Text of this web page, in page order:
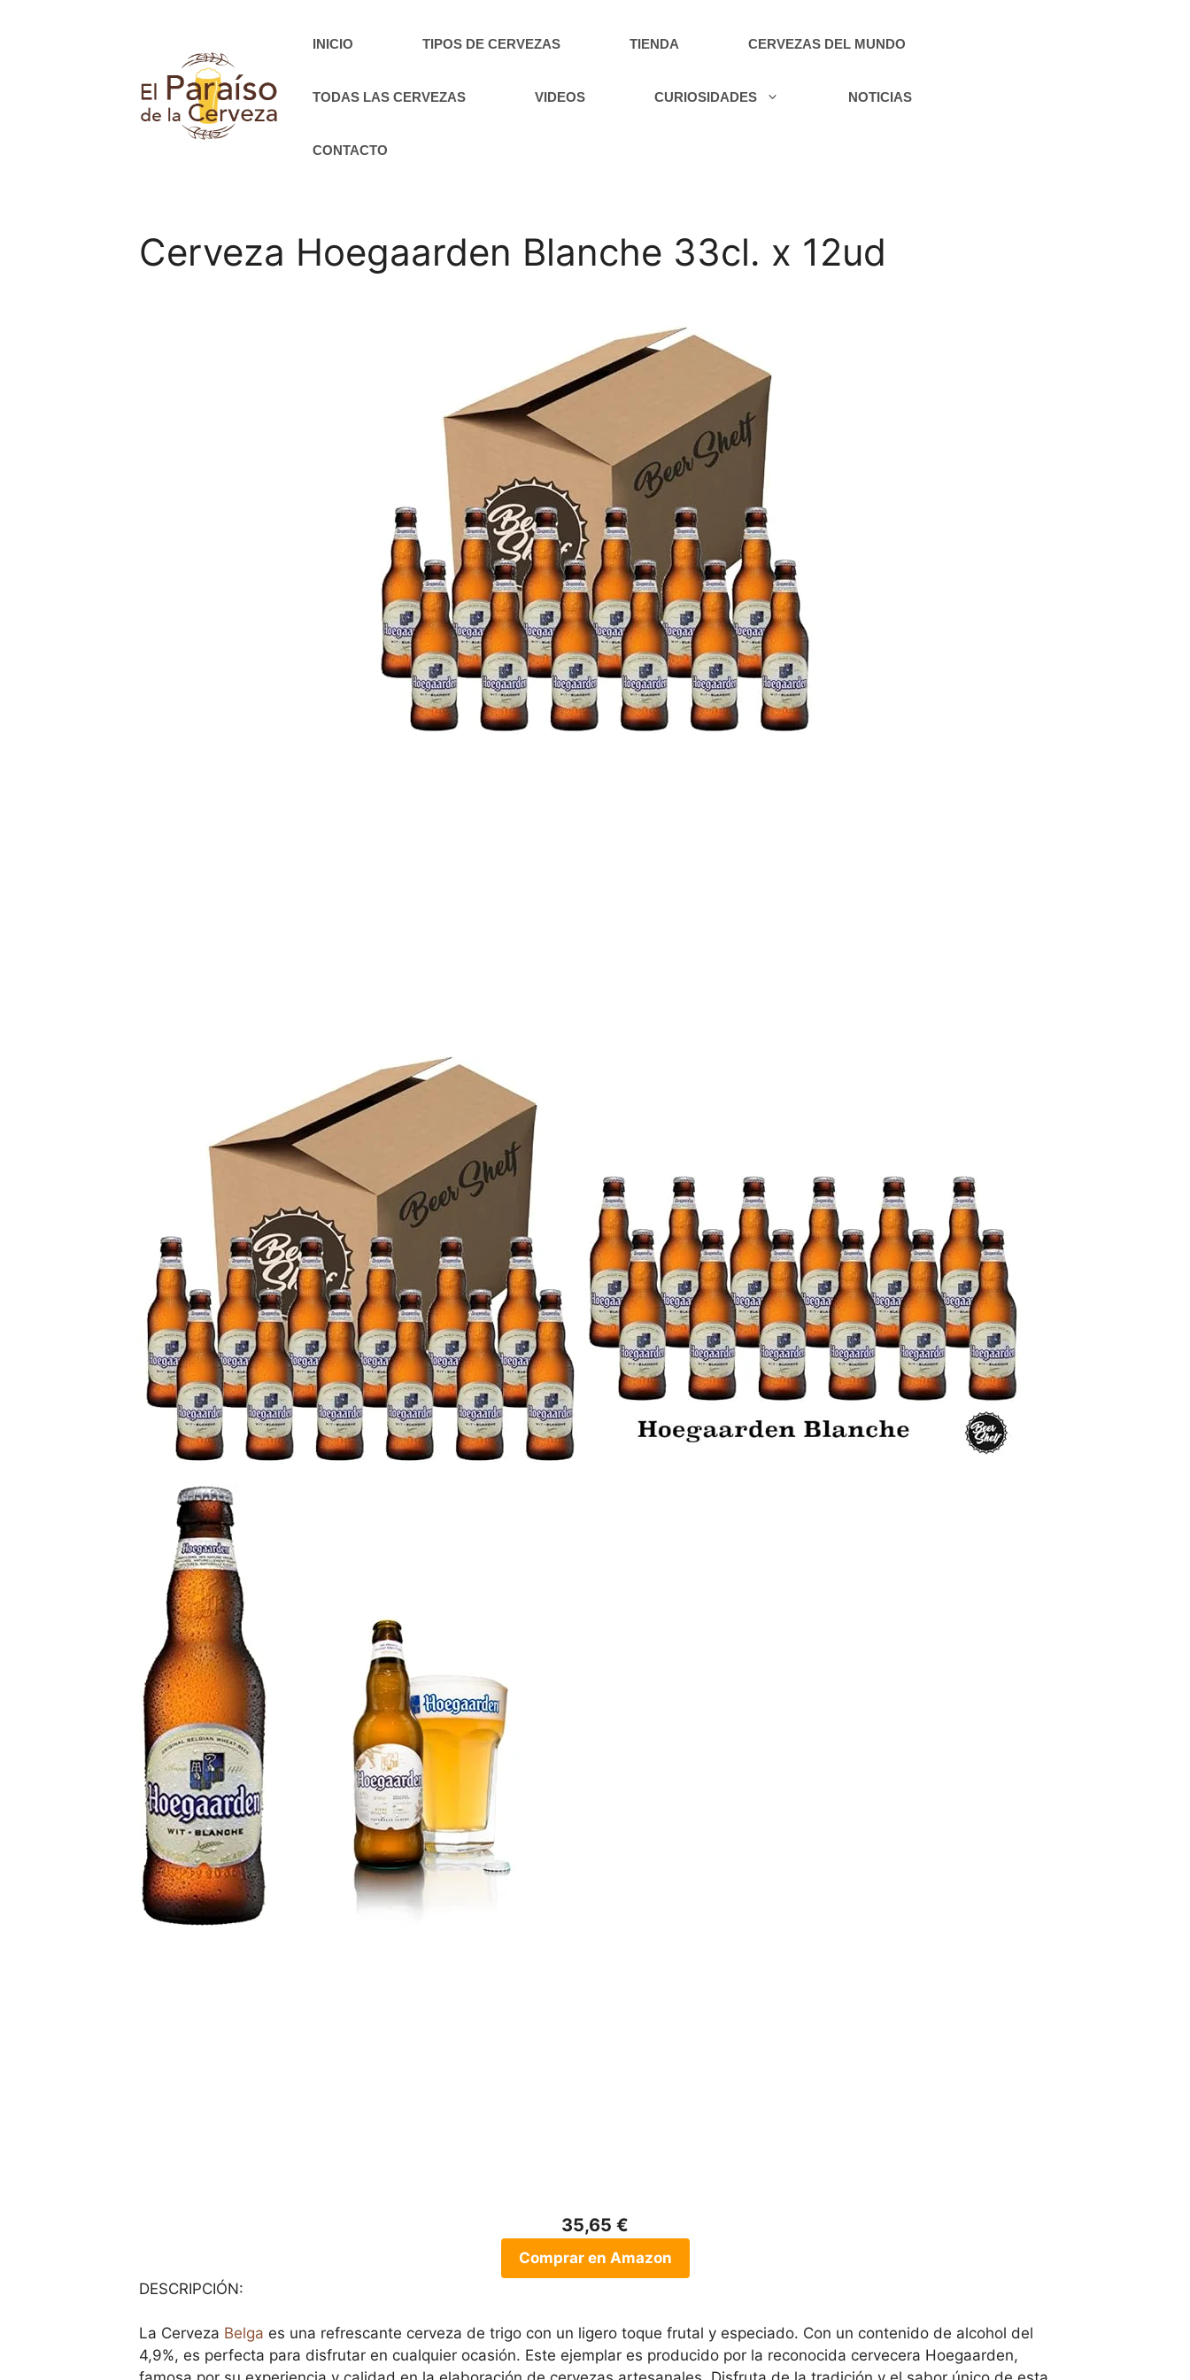
INICIO TIPOS DE CERVEZAS TIENDA CERVEZAS DEL MUNDO
TODAS LAS CERVEZAS VIDEOS CURIOSIDADES NOTICIAS
CONTACTO
Cerveza Hoegaarden Blanche 33cl. x 12ud
35,65 €
Comprar en Amazon
DESCRIPCIÓN:
La Cerveza Belga es una refrescante cerveza de trigo con un ligero toque frutal y especiado. Con un contenido de alcohol del
4,9%, es perfecta para disfrutar en cualquier ocasión. Este ejemplar es producido por la reconocida cervecera Hoegaarden,